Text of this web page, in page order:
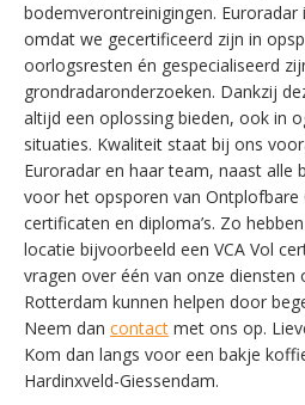
bodemverontreinigingen. Euroradar
omdat we gecertificeerd zijn in
oorlogsresten én gespecialiseerd
grondradaronderzoeken. Dankzij
altijd een oplossing bieden, ook in
situaties. Kwaliteit staat bij ons
Euroradar en haar team, naast alle
voor het opsporen van
certificaten en diploma’s. Zo
locatie bijvoorbeeld een VCA Vol
vragen over één van onze
Rotterdam kunnen helpen door
Neem dan contact met ons op.
Kom dan langs voor een bakje
Hardinxveld-Giessendam.SWITCH THE